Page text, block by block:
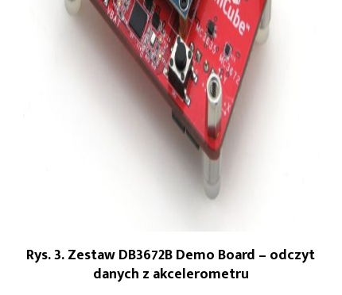
Rys. 3. Zestaw DB3672B Demo Board – odczyt
danych z akcelerometru